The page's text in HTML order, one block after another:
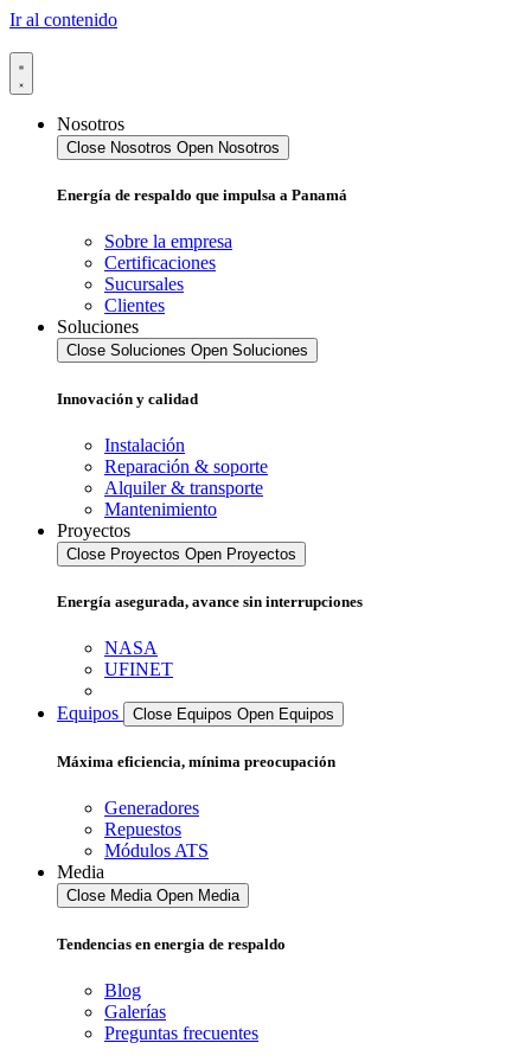
Ir al contenido
Nosotros
Close Nosotros Open Nosotros
Energía de respaldo que impulsa a Panamá
Sobre la empresa
Certificaciones
Sucursales
Clientes
Soluciones
Close Soluciones Open Soluciones
Innovación y calidad
Instalación
Reparación & soporte
Alquiler & transporte
Mantenimiento
Proyectos
Close Proyectos Open Proyectos
Energía asegurada, avance sin interrupciones
NASA
UFINET
Equipos Close Equipos Open Equipos
Máxima eficiencia, mínima preocupación
Generadores
Repuestos
Módulos ATS
Media
Close Media Open Media
Tendencias en energia de respaldo
Blog
Galerías
Preguntas frecuentes